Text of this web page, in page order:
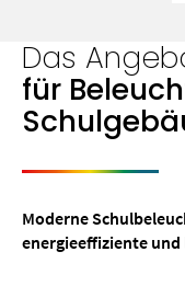
Das
für
Moderne
energieeffiziente und